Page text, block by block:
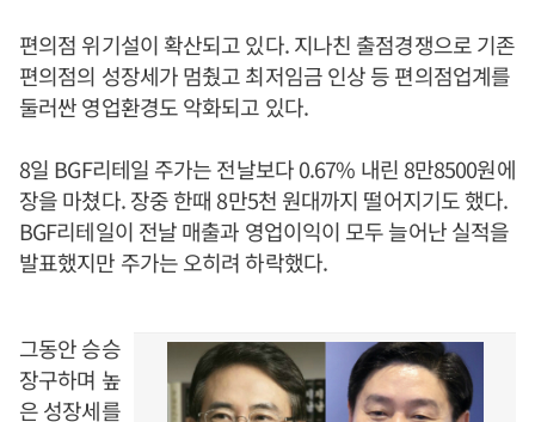
편의점 위기설이 확산되고 있다. 지나친 출점경쟁으로 기존
편의점의 성장세가 멈췄고 최저임금 인상 등 편의점업계를
둘러싼 영업환경도 악화되고 있다.
8일 BGF리테일 주가는 전날보다 0.67% 내린 8만8500원에
장을 마쳤다. 장중 한때 8만5천 원대까지 떨어지기도 했다.
BGF리테일이 전날 매출과 영업이익이 모두 늘어난 실적을
발표했지만 주가는 오히려 하락했다.
그동안 승승
장구하며 높
은 성장세를